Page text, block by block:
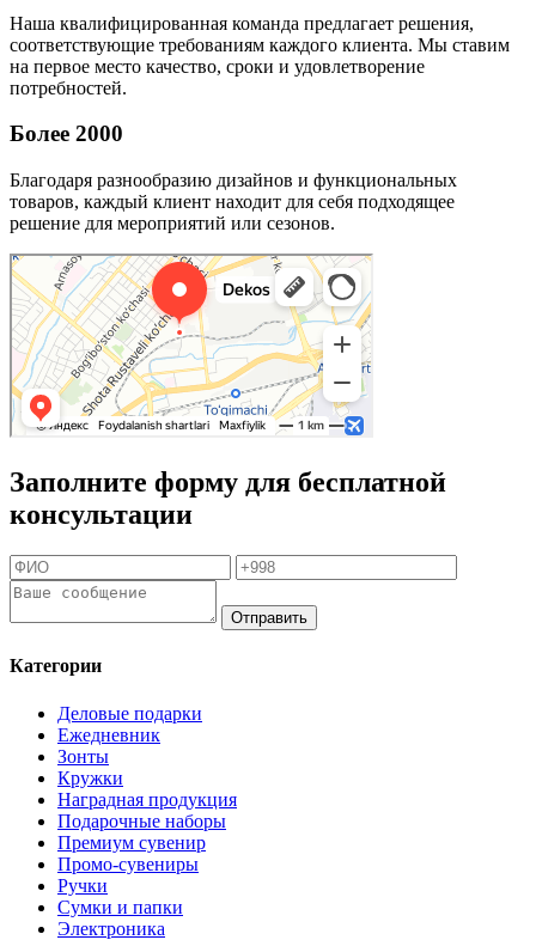
Наша квалифицированная команда предлагает решения,
соответствующие требованиям каждого клиента. Мы ставим
на первое место качество, сроки и удовлетворение
потребностей.
Более 2000
Благодаря разнообразию дизайнов и функциональных
товаров, каждый клиент находит для себя подходящее
решение для мероприятий или сезонов.
Заполните форму для бесплатной
консультации
Отправить
Категории
Деловые подарки
Ежедневник
Зонты
Кружки
Наградная продукция
Подарочные наборы
Премиум сувенир
Промо-сувениры
Ручки
Сумки и папки
Электроника